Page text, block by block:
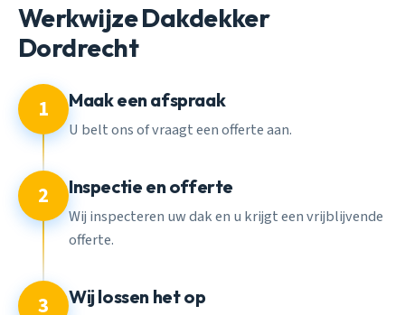
Werkwijze Dakdekker
Dordrecht
1 Maak een afspraak
U belt ons of vraagt een offerte aan.
2 Inspectie en offerte
Wij inspecteren uw dak en u krijgt een vrijblijvende
offerte.
3 Wij lossen het op